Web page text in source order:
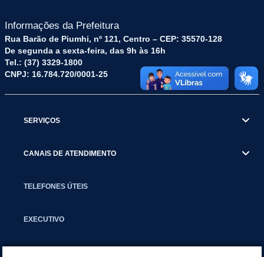
Informações da Prefeitura
Rua Barão de Piumhi, nº 121, Centro – CEP: 35570-128
De segunda a sexta-feira, das 9h às 16h
Tel.: (37) 3329-1800
CNPJ: 16.784.720/0001-25
SERVIÇOS
CANAIS DE ATENDIMENTO
TELEFONES ÚTEIS
EXECUTIVO